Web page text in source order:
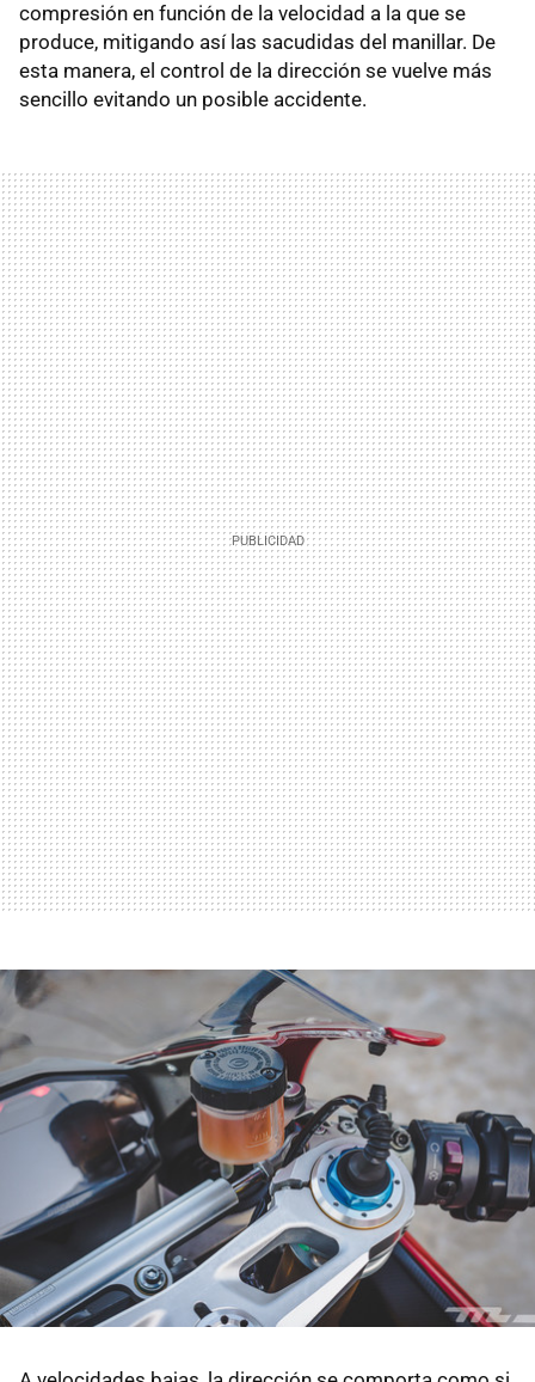
compresión en función de la velocidad a la que se
produce, mitigando así las sacudidas del manillar. De
esta manera, el control de la dirección se vuelve más
sencillo evitando un posible accidente.